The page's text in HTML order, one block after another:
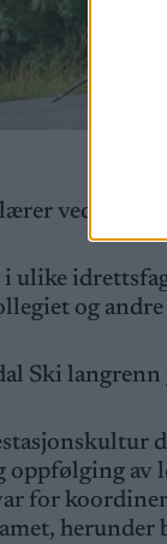
ved Sirdal
ulike
og
Ski langrenn
oppfølging av
for
herunder